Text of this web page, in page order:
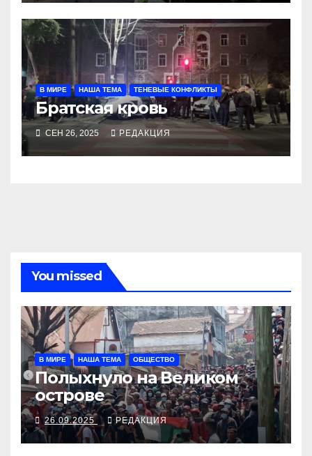
В МИРЕ НАША ТЕМА ТЕНЕВЫЕ КОНФЛИКТЫ
Братская кровь
СЕН 26, 2025 РЕДАКЦИЯ
You missed
В МИРЕ НАША ТЕМА ОБЩЕСТВО
Полыхнуло на Великом
острове
26.09.2025 РЕДАКЦИЯ